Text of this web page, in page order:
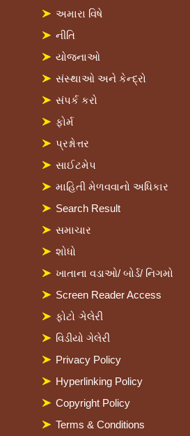
અમારા વિષે
નીતિ
યોજનાઓ
સંસ્થાઓ અને કેન્દ્રો
સંપર્ક કરો
ફોર્મ
પ્રશ્નોત્તર
સાઈટમેપ
માહિતી મેળવવાનો અધિકાર
Search Result
સમાચાર
શોધો
ખાતાના વડાઓ/ બોર્ડ/ નિગમો
Screen Reader Access
ફોટો ઞેલેરી
વિડીયો ગેલેરી
Privacy Policy
Hyperlinking Policy
Copyright Policy
Terms & Conditions